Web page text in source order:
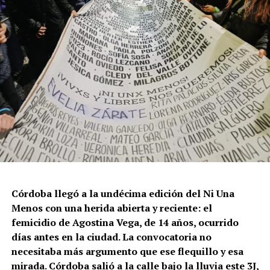
Córdoba llegó a la undécima edición del Ni Una
Menos con una herida abierta y reciente: el
femicidio de Agostina Vega, de 14 años, ocurrido
días antes en la ciudad. La convocatoria no
necesitaba más argumento que ese flequillo y esa
mirada. Córdoba salió a la calle bajo la lluvia este 3J,